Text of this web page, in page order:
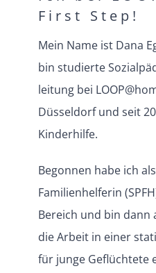
First Step!
Mein Name ist Dana
bin studierte
leitung bei
Düsseldorf und seit
Kinderhilfe.
Begonnen habe ich
Famili­en­hel­ferin
Bereich und bin dann
die Arbeit in einer
für junge Geflüchtete